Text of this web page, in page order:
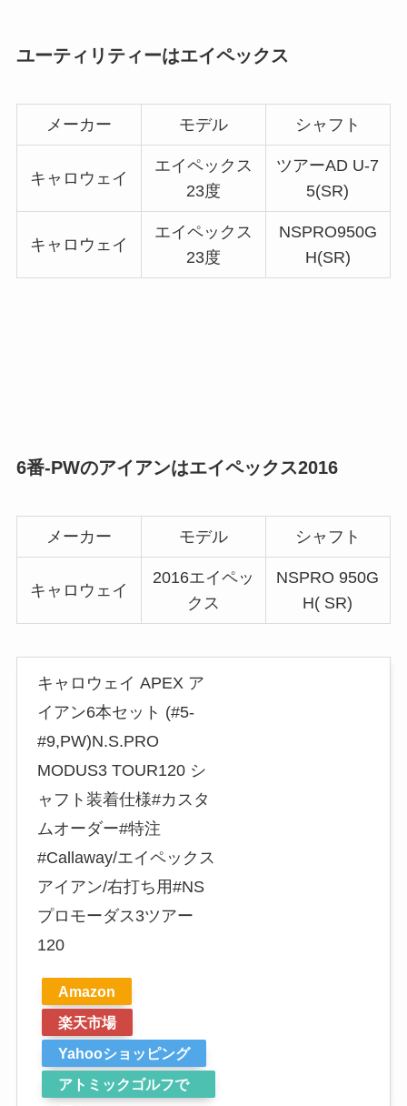
ユーティリティーはエイペックス
メーカー モデル シャフト
キャロウェイ
エイペックス
23度
ツアーAD U-7
5(SR)
キャロウェイ
エイペックス
23度
NSPRO950G
H(SR)
6番-PWのアイアンはエイペックス2016
メーカー モデル シャフト
キャロウェイ
2016エイペッ
クス
NSPRO 950G
H( SR)
キャロウェイ APEX ア
イアン6本セット (#5-
#9,PW)N.S.PRO
MODUS3 TOUR120 シ
ャフト装着仕様#カスタ
ムオーダー#特注
#Callaway/エイペックス
アイアン/右打ち用#NS
プロモーダス3ツアー
120
Amazon
楽天市場
Yahooショッピング
アトミックゴルフで